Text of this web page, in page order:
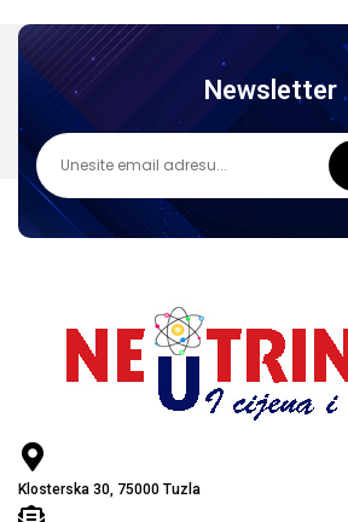
Newsletter
Klosterska 30, 75000 Tuzla